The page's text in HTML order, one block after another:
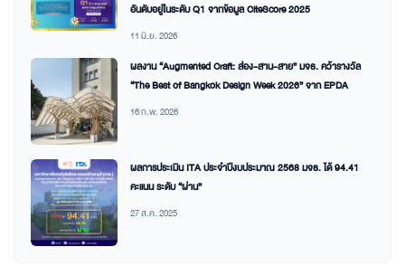
อันดับอยู่ในระดับ Q1 จากข้อมูล CiteScore 2025
11 มิ.ย. 2026
ผลงาน “Augmented Craft: ส่อง-สาน-สาย” มจธ. คว้ารางวัล
“The Best of Bangkok Design Week 2026” จาก EPDA
16 ก.พ. 2026
ผลการประเมิน ITA ประจำปีงบประมาณ 2568 มจธ. ได้ 94.41
คะแนน ระดับ “ผ่าน”
27 ส.ค. 2025